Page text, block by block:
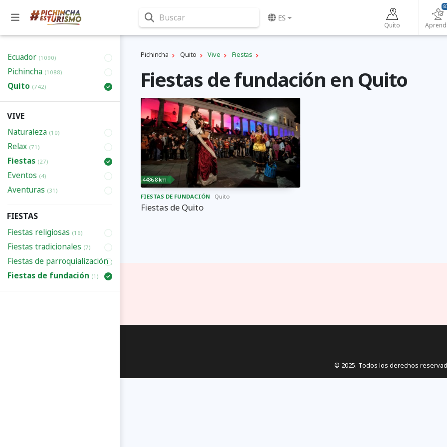
Buscar ES
Quito
Ecuador (1090)
Pichincha (1088)
Quito (742)
VIVE
Naturaleza (10)
Relax (71)
Fiestas (27)
Eventos (4)
Aventuras (31)
FIESTAS
Fiestas religiosas (16)
Fiestas tradicionales (7)
Fiestas de parroquialización(3)
Fiestas de fundación (1)
Pichincha Quito Vive Fiestas
Fiestas de fundación en Quito
4486,8 km
FIESTAS DE FUNDACIÓN Quito
Fiestas de Quito
© 2025. Todos los derechos